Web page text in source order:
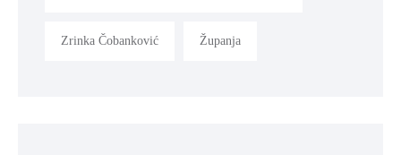
Zrinka Čobanković Županja